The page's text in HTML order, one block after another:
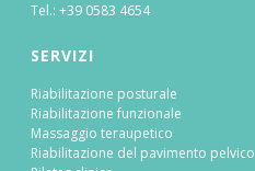
Tel.:+39 0583 4654
SERVIZI
Riabilitazione posturale
Riabilitazione funzionale
Massaggio teraupetico
Riabilitazione del pavimento pelvico